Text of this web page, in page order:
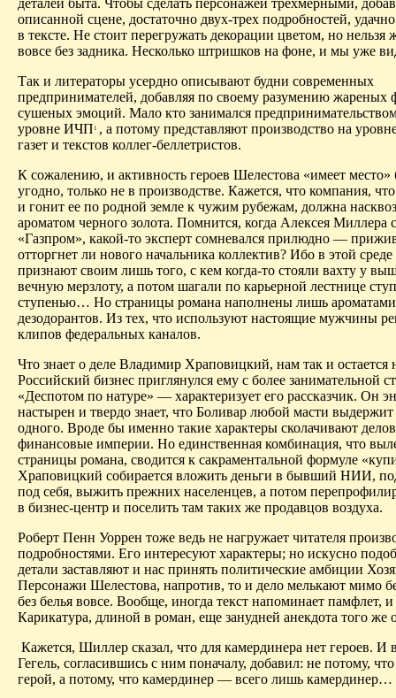
деталей быта. Чтобы сделать персонажей трехмерными,
описанной сцене, достаточно двух-трех подробностей,
в тексте. Не стоит перегружать декорации цветом, но нельзя
вовсе без задника. Несколько штришков на фоне, и мы уже
Так и литераторы усердно описывают будни современных
предпринимателей, добавляя по своему разумению жареных
сушеных эмоций. Мало кто занимался
уровне ИЧП 1 , а потому представляют производство на
газет и текстов коллег-беллетристов.
К сожалению, и активность героев Шелестова «имеет место»
угодно, только не в производстве. Кажется, что компания,
и гонит ее по родной земле к чужим рубежам, должна
ароматом черного золота. Помнится, когда Алексея Миллера
«Газпром», какой-то эксперт сомневался прилюдно —
отторгнет ли нового начальника коллектив? Ибо в этой
признают своим лишь того, с кем когда-то стояли вахту у
вечную мерзлоту, а потом шагали по карьерной лестнице
ступенью… Но страницы романа наполнены лишь
дезодорантов. Из тех, что используют настоящие мужчины
клипов федеральных каналов.
Что знает о деле Владимир Храповицкий, нам так и остается
Россий­ский бизнес приглянулся ему с более занимательной
«Деспотом по натуре» — характеризует его рассказчик. Он
настырен и твердо знает, что Боливар любой масти
одного. Вроде бы именно такие характеры сколачивают
финансовые империи. Но единственная комбинация, что
страницы романа, сводится к сакраментальной формуле
Храповицкий собирается вложить деньги в бывший НИИ,
под себя, выжить прежних населенцев, а потом
в бизнес-центр и поселить там таких же продавцов воздуха.
Роберт Пенн Уоррен тоже ведь не нагружает читателя
подробностями. Его интересуют характеры; но искусно
детали заставляют и нас принять политические амбиции
Персонажи Шелестова, напротив, то и дело мелькают мимо
без белья вовсе. Вообще, иногда текст напоминает памфлет,
Карикатура, длиной в роман, еще занудней анекдота того
Кажется, Шиллер сказал, что для камердинера нет героев. И
Гегель, согласившись с ним поначалу, добавил: не потому,
герой, а потому, что камердинер — всего лишь камердинер…